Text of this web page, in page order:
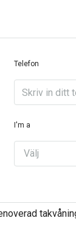
Telefon
I'm a
Välj